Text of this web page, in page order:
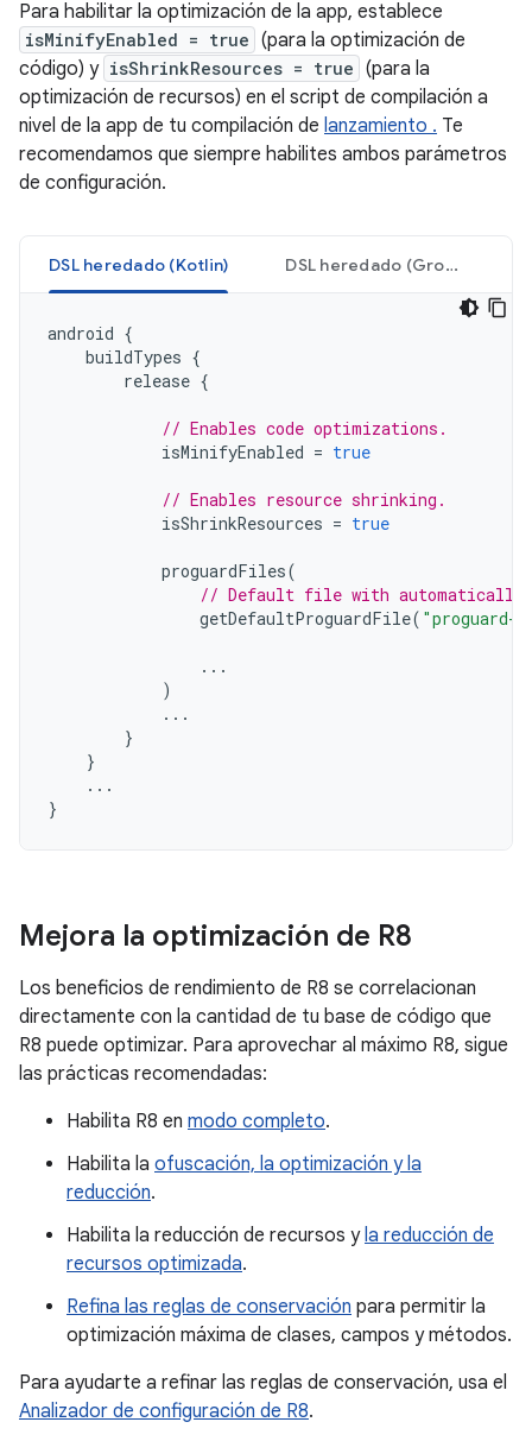
Para habilitar la optimización de la app, establece
isMinifyEnabled = true (para la optimización de
código) y isShrinkResources = true (para la
optimización de recursos) en el script de compilación a
nivel de la app de tu compilación de lanzamiento . Te
recomendamos que siempre habilites ambos parámetros
de configuración.
DSL heredado (Kotlin) DSL heredado (Groovy)
android {
buildTypes {
release {
// Enables code optimizations.
isMinifyEnabled = true
// Enables resource shrinking.
isShrinkResources = true
proguardFiles(
// Default file with automatically
getDefaultProguardFile( "proguard-
...
)
...
}
}
...
}
Mejora la optimización de R8
Los beneficios de rendimiento de R8 se correlacionan
directamente con la cantidad de tu base de código que
R8 puede optimizar. Para aprovechar al máximo R8, sigue
las prácticas recomendadas:
Habilita R8 en modo completo.
Habilita la ofuscación, la optimización y la
reducción.
Habilita la reducción de recursos yla reducción de
recursos optimizada.
Refina las reglas de conservación para permitir la
optimización máxima de clases, campos y métodos.
Para ayudarte a refinar las reglas de conservación, usa el
Analizador de configuración de R8.